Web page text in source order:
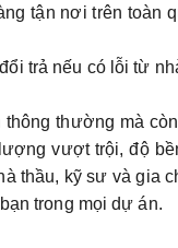
tận nơi trên toàn
trả nếu có lỗi từ
thường mà
vượt trội, độ
thầu, kỹ sư và gia
trong mọi dự án.